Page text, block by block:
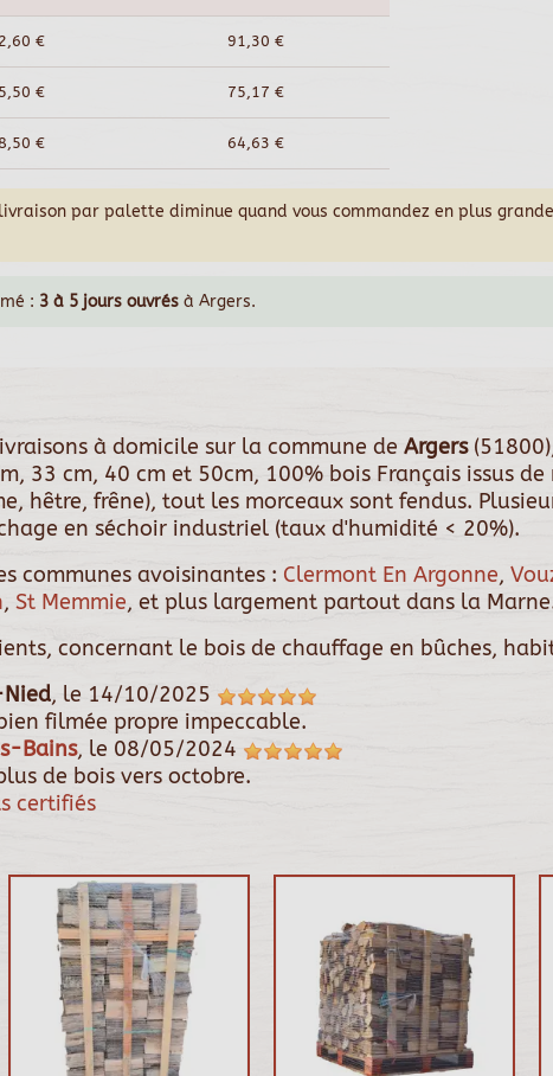
€ 91,30 €
€ 75,17 €
€ 64,63 €
par palette diminue quand vous commandez en plus
: 3 à 5 jours ouvrés à Argers.
à domicile sur la commune de Argers
33 cm, 40 cm et 50cm, 100% bois Français issus
hêtre, frêne), tout les morceaux sont fendus.
en séchoir industriel (taux d'humidité < 20%).
communes avoisinantes : Clermont En Argonne,
, St Memmie, et plus largement partout dans la
concernant le bois de chauffage en bûches,
, le 14/10/2025
filmée propre impeccable.
Bains, le 08/05/2024
de bois vers octobre.
certifiés